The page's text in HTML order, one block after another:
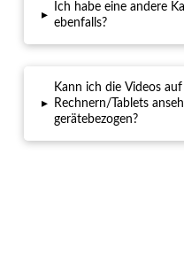
▸
Ich habe eine andere
ebenfalls?
▸
Kann ich die Videos
Rechnern/Tablets
gerätebezogen?